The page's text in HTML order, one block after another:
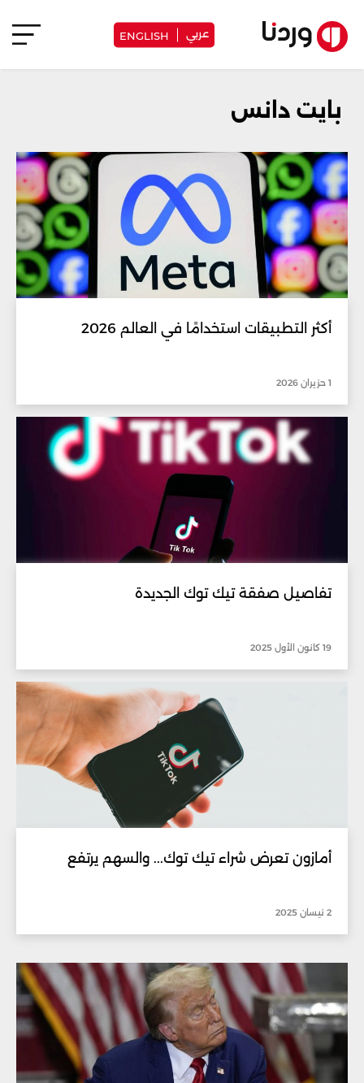
عربي ENGLISH
بايت دانس
أكثر التطبيقات استخدامًا في العالم 2026
1 حزيران 2026
تفاصيل صفقة تيك توك الجديدة
19 كانون الأول 2025
أمازون تعرض شراء تيك توك... والسهم يرتفع
2 نيسان 2025